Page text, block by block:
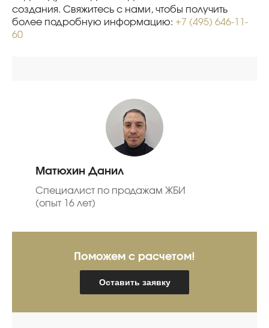
создания. Свяжитесь с нами, чтобы получить
более подробную информацию: +7 (495) 646-11-
60
Матюхин Данил
Специалист по продажам ЖБИ
(опыт 16 лет)
Поможем с расчетом!
Оставить заявку